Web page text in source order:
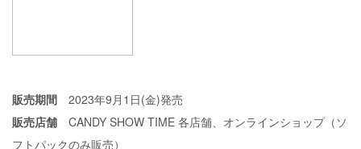
販売期間 2023年9月1日(金)発売
販売店舗 CANDY SHOW TIME 各店舗、オンラインショップ（ソ
フトパックのみ販売）